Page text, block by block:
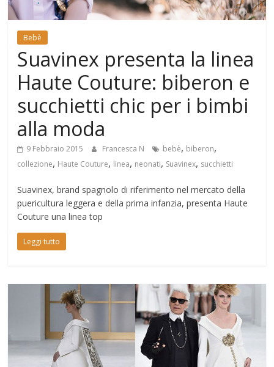
Mondo
Bebè
Suavinex presenta la linea
Haute Couture: biberon e
succhietti chic per i bimbi
alla moda
9 Febbraio 2015 Francesca N bebè, biberon,
collezione, Haute Couture, linea, neonati, Suavinex, succhietti
Suavinex, brand spagnolo di riferimento nel mercato della
puericultura leggera e della prima infanzia, presenta Haute
Couture una linea top
Leggi tutto